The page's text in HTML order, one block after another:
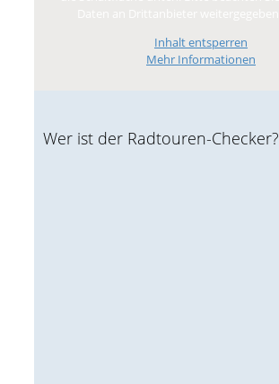
Inhalt entsperren
Mehr Informationen
Wer ist der Radtouren-Checker?